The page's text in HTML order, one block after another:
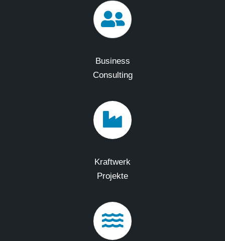
Business
Consulting
Kraftwerk
Projekte